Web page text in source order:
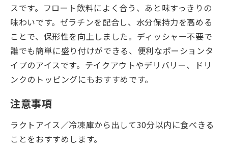
スです。フロート飲料によく合う、あと味すっきりの
味わいです。ゼラチンを配合し、水分保持力を高める
ことで、保形性を向上しました。ディッシャー不要で
誰でも簡単に盛り付けができる、便利なポーションタ
イプのアイスです。テイクアウトやデリバリー、ドリ
ンクのトッピングにもおすすめです。
注意事項
ラクトアイス／冷凍庫から出して30分以内に食べきる
ことをおすすめします。